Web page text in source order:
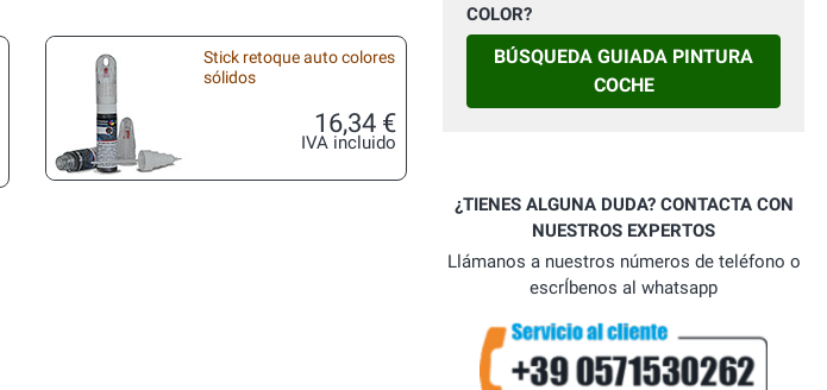
Stick retoque auto colores
sólidos
16,34 €
IVA incluido
COLOR?
BÚSQUEDA GUIADA PINTURA
COCHE
¿TIENES ALGUNA DUDA? CONTACTA CON
NUESTROS EXPERTOS
Llámanos a nuestros números de teléfono o
escrÍbenos al whatsapp